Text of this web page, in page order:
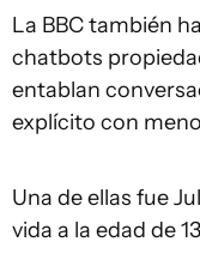
La BBC también
chatbots
entablan
explícito con
Una de ellas fue
vida a la edad de